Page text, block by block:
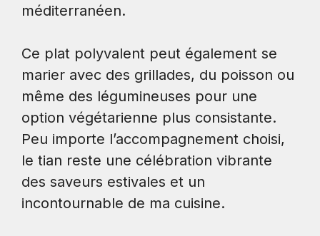
méditerranéen.
Ce plat polyvalent peut également se
marier avec des grillades, du poisson ou
même des légumineuses pour une
option végétarienne plus consistante.
Peu importe l’accompagnement choisi,
le tian reste une célébration vibrante
des saveurs estivales et un
incontournable de ma cuisine.